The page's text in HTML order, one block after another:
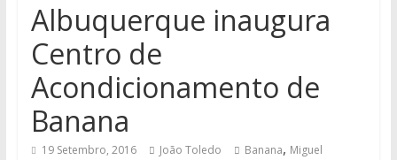
Albuquerque inaugura
Centro de
Acondicionamento de
Banana
19 Setembro, 2016 João Toledo Banana, Miguel